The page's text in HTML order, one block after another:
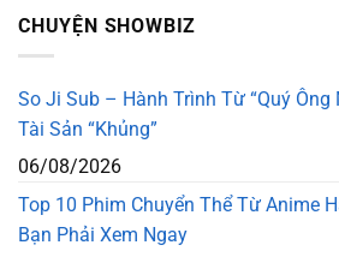
CHUYỆN SHOWBIZ
So Ji Sub – Hành Trình Từ “Quý Ông
Tài Sản “Khủng”
06/08/2026
Top 10 Phim Chuyển Thể Từ Anime
Bạn Phải Xem Ngay